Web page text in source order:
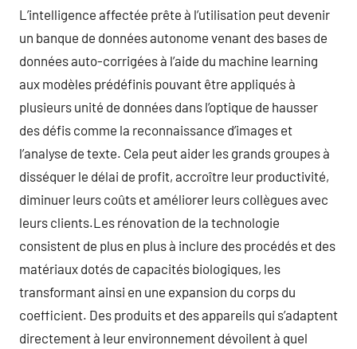
L’intelligence affectée prête à l’utilisation peut devenir
un banque de données autonome venant des bases de
données auto-corrigées à l’aide du machine learning
aux modèles prédéfinis pouvant être appliqués à
plusieurs unité de données dans l’optique de hausser
des défis comme la reconnaissance d’images et
l’analyse de texte. Cela peut aider les grands groupes à
disséquer le délai de profit, accroître leur productivité,
diminuer leurs coûts et améliorer leurs collègues avec
leurs clients.Les rénovation de la technologie
consistent de plus en plus à inclure des procédés et des
matériaux dotés de capacités biologiques, les
transformant ainsi en une expansion du corps du
coefficient. Des produits et des appareils qui s’adaptent
directement à leur environnement dévoilent à quel